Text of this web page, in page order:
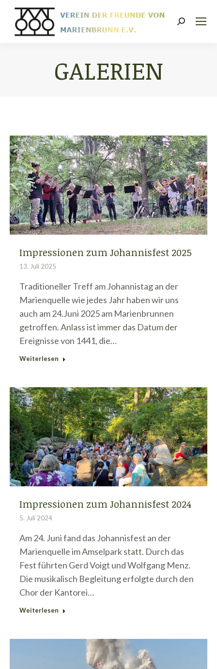
Search:
GALERIEN
Impressionen zum Johannisfest 2025
13. Juli 2025
Traditioneller Treff am Johannistag an der
Marienquelle wie jedes Jahr haben wir uns
auch am 24.Juni 2025 am Marienbrunnen
getroffen. Anlass ist immer das Datum der
Ereignisse von 1441, die…
Weiterlesen
Impressionen zum Johannisfest 2024
5. Juli 2024
Am 24. Juni fand das Johannisfest an der
Marienquelle im Amselpark statt. Durch das
Fest führten Gerd Voigt und Wolfgang Menz.
Die musikalisch Begleitung erfolgte durch den
Chor der Kantorei…
Weiterlesen